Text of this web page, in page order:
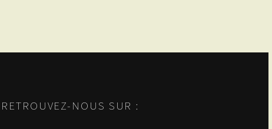
RETROUVEZ-NOUS SUR :